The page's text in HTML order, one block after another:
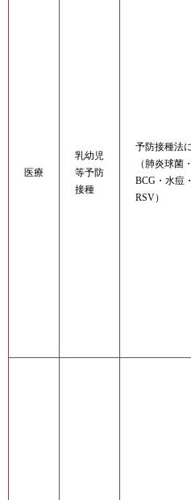
医療
乳幼児
等予防
接種
予防接種法
（肺炎球菌
BCG・水痘
RSV）